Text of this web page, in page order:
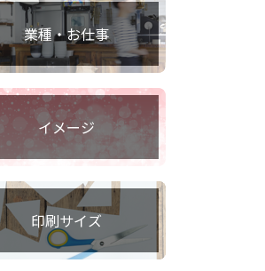
業種・お仕事
イメージ
印刷サイズ